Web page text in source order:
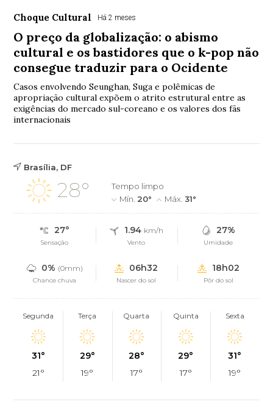
Choque Cultural Há 2 meses
O preço da globalização: o abismo
cultural e os bastidores que o k-pop não
consegue traduzir para o Ocidente
Casos envolvendo Seunghan, Suga e polêmicas de
apropriação cultural expõem o atrito estrutural entre as
exigências do mercado sul-coreano e os valores dos fãs
internacionais
Brasília, DF
28°
Tempo limpo
Mín. 20° Máx.31°
27°
Sensação
1.94 km/h
Vento
27%
Umidade
0% (0mm)
Chance chuva
06h32
Nascer do sol
18h02
Pôr do sol
Segunda
31°
21°
Terça
29°
19°
Quarta
28°
17°
Quinta
29°
17°
Sexta
31°
19°